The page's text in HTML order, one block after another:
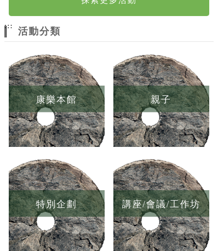
:::
活動分類
康樂本館 親子
特別企劃 講座/會議/工作坊